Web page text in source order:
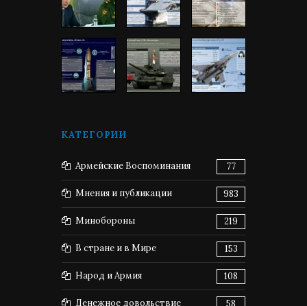
КАТЕГОРИИ
Армейские Воспоминания 77
Мнения и публикации 983
Минобороны 219
В стране и в Мире 153
Народ и Армия 108
Денежное довольствие 58